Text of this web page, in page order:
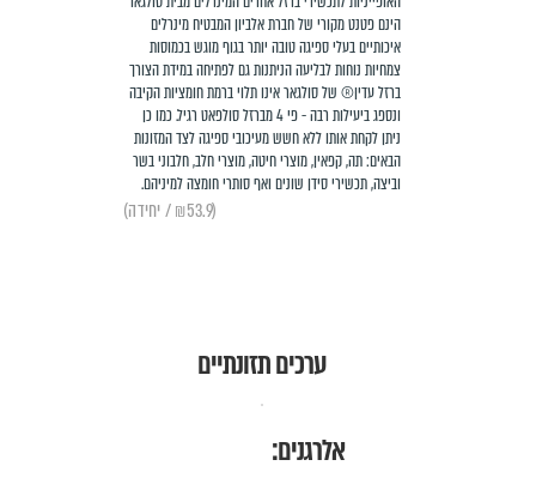
הינם פטנט מקורי של חברת אלביון המבטיח מינרלים
איכותיים בעלי ספיגה טובה יותר בגוף מוגש בכמוסות
צמחיות נוחות לבליעה הניתנות גם לפתיחה במידת הצורך
ברזל עדין® של סולגאר אינו תלוי ברמת חומציות הקיבה
ונספג ביעילות רבה - פי 4 מברזל סולפאט רגיל. כמו כן
ניתן לקחת אותו ללא חשש מעיכובי ספיגה לצד המזונות
הבאים: תה, קפאין, מוצרי חיטה, מוצרי חלב, חלבוני בשר
וביצה, תכשירי סידן שונים ואף סותרי חומצה למיניהם.
(₪53.9 / יחידה)
ערכים תזונתיים
אלרגנים: